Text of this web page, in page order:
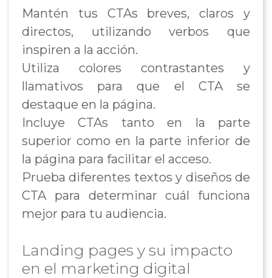
Mantén tus CTAs breves, claros y
directos, utilizando verbos que
inspiren a la acción.
Utiliza colores contrastantes y
llamativos para que el CTA se
destaque en la página.
Incluye CTAs tanto en la parte
superior como en la parte inferior de
la página para facilitar el acceso.
Prueba diferentes textos y diseños de
CTA para determinar cuál funciona
mejor para tu audiencia.
Landing pages y su impacto
en el marketing digital